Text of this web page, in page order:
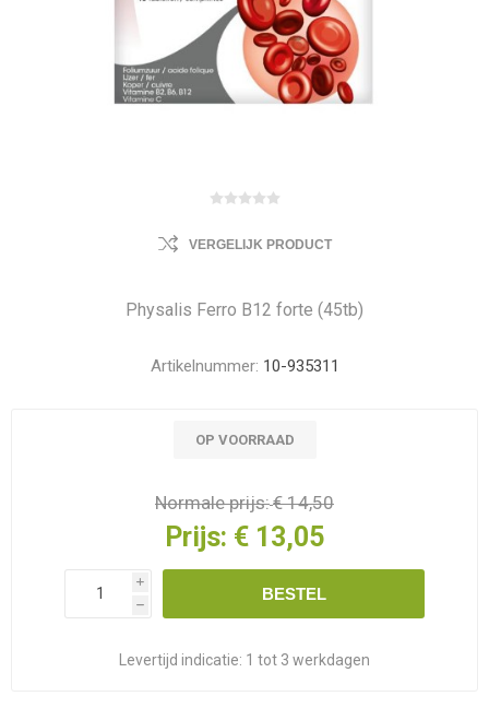
VERGELIJK PRODUCT
Physalis Ferro B12 forte (45tb)
Artikelnummer: 10-935311
OP VOORRAAD
Normale prijs:€ 14,50
Prijs: € 13,05
i
h
BESTEL
Levertijd indicatie: 1 tot 3 werkdagen